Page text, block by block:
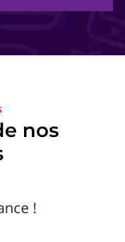
nos
!